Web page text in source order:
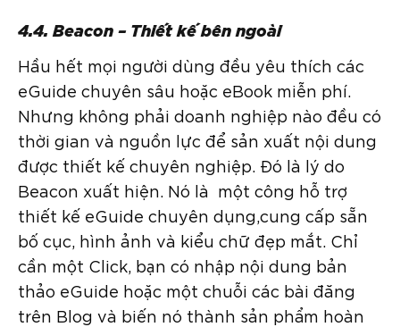
4.4. Beacon – Thiết kế bên ngoài
Hầu hết mọi người dùng đều yêu thích các
eGuide chuyên sâu hoặc eBook miễn phí.
Nhưng không phải doanh nghiệp nào đều có
thời gian và nguồn lực để sản xuất nội dung
được thiết kế chuyên nghiệp. Đó là lý do
Beacon xuất hiện. Nó là một công hỗ trợ
thiết kế eGuide chuyên dụng,cung cấp sẵn
bố cục, hình ảnh và kiểu chữ đẹp mắt. Chỉ
cần một Click, bạn có nhập nội dung bản
thảo eGuide hoặc một chuỗi các bài đăng
trên Blog và biến nó thành sản phẩm hoàn